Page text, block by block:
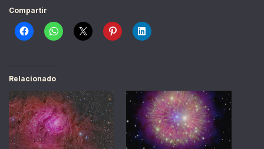
Compartir
Relacionado